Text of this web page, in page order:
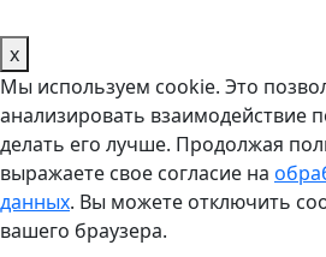
x
Мы используем cookie. Это
анализировать взаимодействие
делать его лучше. Продолжая
выражаете свое согласие на
данных. Вы можете отключить
вашего браузера.